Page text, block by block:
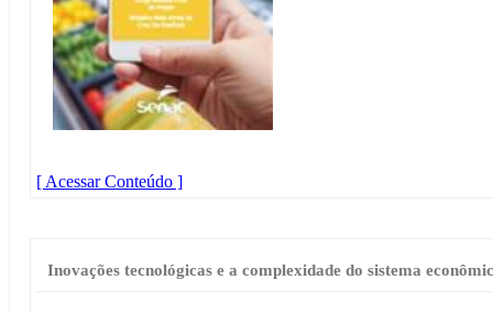
[ Acessar Conteúdo ]
Inovações tecnológicas e a complexidade do sistema